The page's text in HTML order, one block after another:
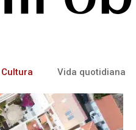
Cultura Vida quotidiana